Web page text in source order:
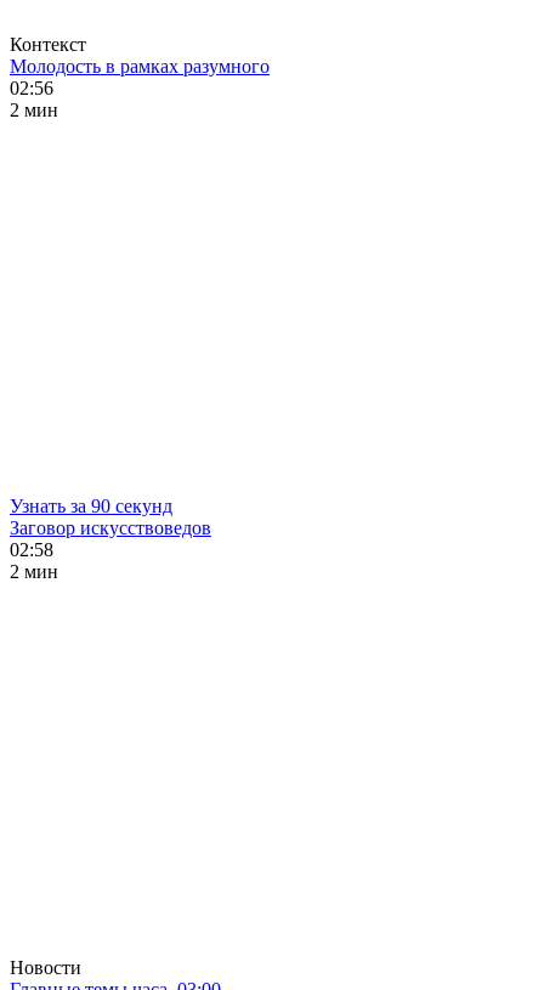
Контекст
Молодость в рамках разумного
02:56
2 мин
Узнать за 90 секунд
Заговор искусствоведов
02:58
2 мин
Новости